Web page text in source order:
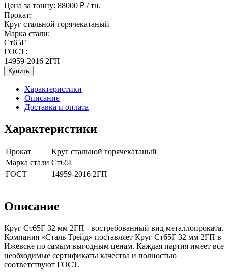
Цена за тонну: 88000 ₽ / тн.
Прокат:
Круг стальной горячекатаный
Марка стали:
Ст65Г
ГОСТ:
14959-2016 2ГП
Купить
Характеристики
Описание
Доставка и оплата
Характеристики
Прокат
Круг стальной горячекатаный
Марка стали Ст65Г
ГОСТ
14959-2016 2ГП
Описание
Круг Ст65Г 32 мм 2ГП - востребованный вид металлопроката.
Компания «Сталь Трейд» поставляет Круг Ст65Г 32 мм 2ГП в
Ижевске по самым выгодным ценам. Каждая партия имеет все
необходимые сертификаты качества и полностью
соответствуют ГОСТ.